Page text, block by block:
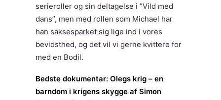
serieroller og sin deltagelse i ”Vild med
dans”, men med rollen som Michael har
han saksesparket sig lige ind i vores
bevidsthed, og det vil vi gerne kvittere for
med en Bodil.
Bedste dokumentar: Olegs krig – en
barndom i krigens skygge af Simon